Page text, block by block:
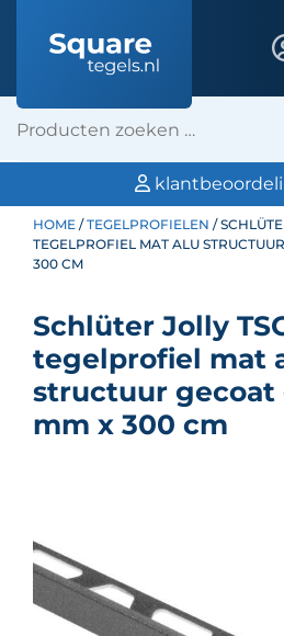
HOME /TEGELPROFIELEN /
TEGELPROFIEL MAT ALU
300 CM
Schlüter Jolly
tegelprofiel mat
structuur gecoat
mm x 300 cm